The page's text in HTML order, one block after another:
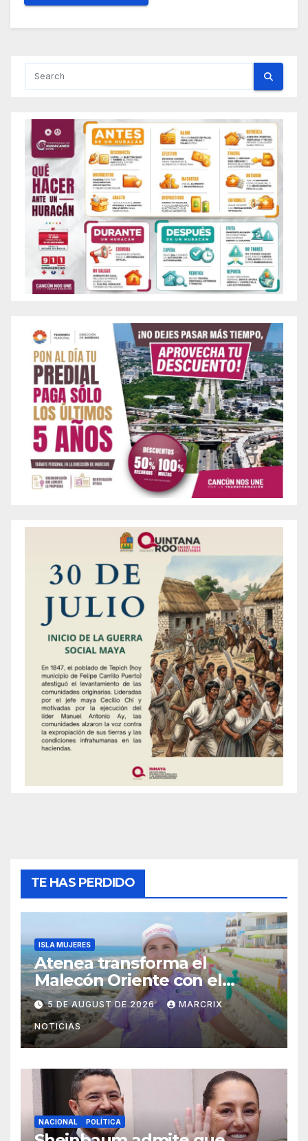
TE HAS PERDIDO
ISLA MUJERES
Atenea transforma el
Malecón Oriente con el
nuevo Paseo de las Sirenas
5 DE AUGUST DE 2026 MARCRIX
NOTICIAS
NACIONAL POLÍTICA